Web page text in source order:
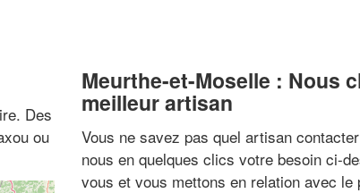
Des
ou
Meurthe-et-Moselle : Nous
meilleur artisan
Vous ne savez pas quel artisan
nous en quelques clics votre besoin ci-
vous et vous mettons en relation avec le